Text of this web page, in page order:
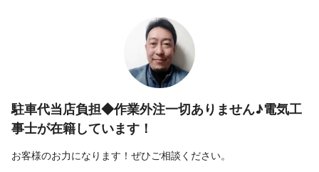
駐車代当店負担◆作業外注一切ありません♪電気工
事士が在籍しています！
お客様のお力になります！ぜひご相談ください。